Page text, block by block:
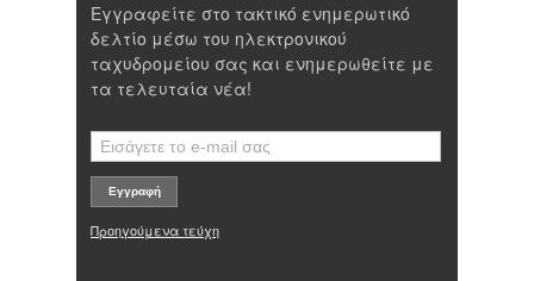
Εγγραφείτε στο τακτικό ενημερωτικό
δελτίο μέσω του ηλεκτρονικού
ταχυδρομείου σας και ενημερωθείτε με
τα τελευταία νέα!
Προηγούμενα τεύχη